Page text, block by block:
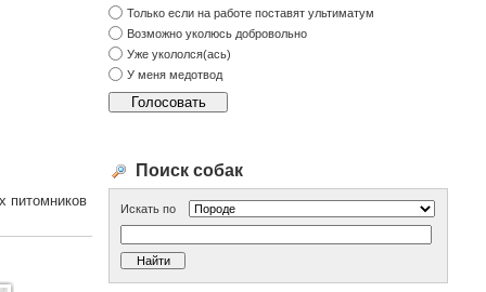
питомников
Только если на работе поставят ультиматум
Возможно уколюсь добровольно
Уже укололся(ась)
У меня медотвод
Поиск собак
Искать по